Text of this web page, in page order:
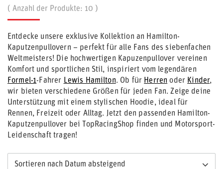
( Anzahl der Produkte: 10 )
Entdecke unsere exklusive Kollektion an Hamilton-
Kaputzenpullovern – perfekt für alle Fans des siebenfachen
Weltmeisters! Die hochwertigen Kapuzenpullover vereinen
Komfort und sportlichen Stil, inspiriert vom legendären
Formel-1-Fahrer Lewis Hamilton. Ob für Herren oder Kinder,
wir bieten verschiedene Größen für jeden Fan. Zeige deine
Unterstützung mit einem stylischen Hoodie, ideal für
Rennen, Freizeit oder Alltag. Jetzt den passenden Hamilton-
Kaputzenpullover bei TopRacingShop finden und Motorsport-
Leidenschaft tragen!
Sortieren nach Datum absteigend